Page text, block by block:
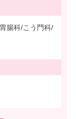
腸科/こう門科/